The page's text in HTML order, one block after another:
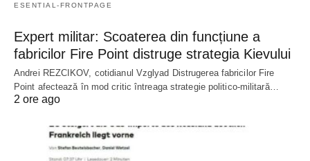
ESENTIAL-FRONTPAGE
Expert militar: Scoaterea din funcțiune a
fabricilor Fire Point distruge strategia Kievului
Andrei REZCIKOV, cotidianul Vzglyad Distrugerea fabricilor Fire
Point afectează în mod critic întreaga strategie politico-militară…
2 ore ago